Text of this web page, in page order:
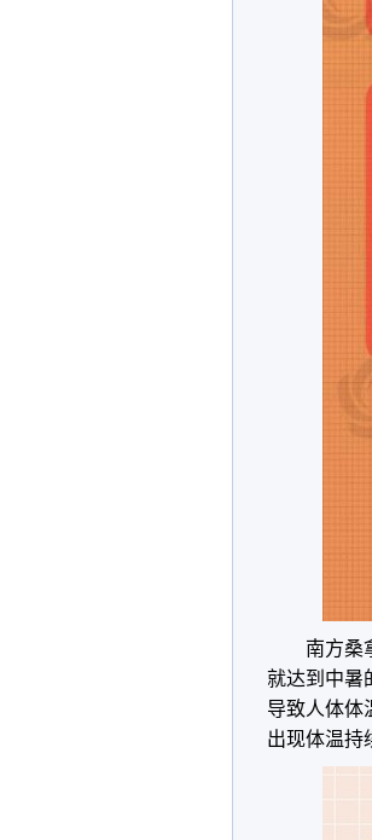
南方桑
就达到中暑
导致人体体
出现体温持